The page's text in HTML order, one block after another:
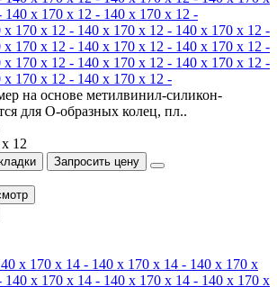
x 170 x 12 - 140 x 170 x 12 - 140 x 170 x 12 -
x 170 x 12 - 140 x 170 x 12 - 140 x 170 x 12 -
x 170 x 12 - 140 x 170 x 12 - 140 x 170 x 12 -
x 170 x 12 - 140 x 170 x 12 -
на основе метилвинил-силикон-
для О-образных колец, пл..
12
Запросить цену